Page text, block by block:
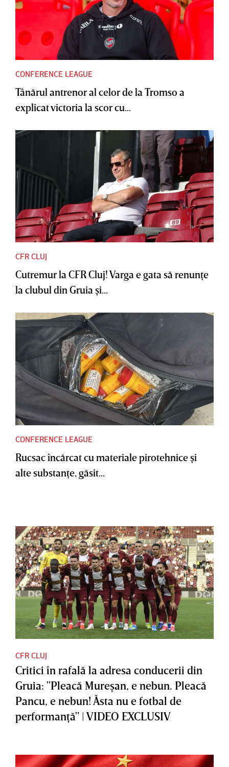
CONFERENCE LEAGUE
Tânărul antrenor al celor de la Tromso a
explicat victoria la scor cu...
CFR CLUJ
Cutremur la CFR Cluj! Varga e gata să renunţe
la clubul din Gruia şi...
CONFERENCE LEAGUE
Rucsac încărcat cu materiale pirotehnice şi
alte substanţe, găsit...
CFR CLUJ
Critici în rafală la adresa conducerii din
Gruia: "Pleacă Mureşan, e nebun. Pleacă
Pancu, e nebun! Ăsta nu e fotbal de
performanţă" | VIDEO EXCLUSIV